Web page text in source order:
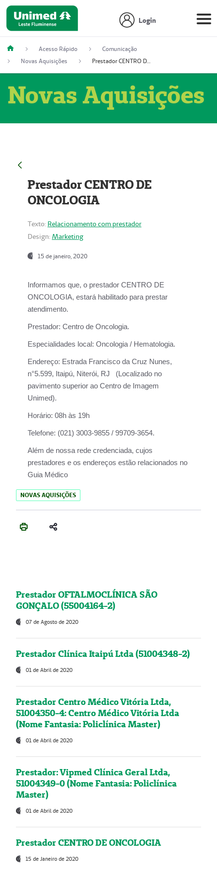
Login
Acesso Rápido
Comunicação
Novas Aquisições
Prestador CENTRO DE ONCOLOGIA
Novas Aquisições
Prestador CENTRO DE
ONCOLOGIA
Texto: Relacionamento com prestador
Design: Marketing
15 de janeiro, 2020
Informamos que, o prestador CENTRO DE
ONCOLOGIA, estará habilitado para prestar
atendimento.
Prestador: Centro de Oncologia.
Especialidades local: Oncologia / Hematologia.
Endereço: Estrada Francisco da Cruz Nunes,
n°5.599, Itaipú, Niterói, RJ (Localizado no
pavimento superior ao Centro de Imagem
Unimed).
Horário: 08h às 19h
Telefone: (021) 3003-9855 / 99709-3654.
Além de nossa rede credenciada, cujos
prestadores e os endereços estão relacionados no
Guia Médico
NOVAS AQUISIÇÕES
Prestador OFTALMOCLÍNICA SÃO
GONÇALO (55004164-2)
07 de Agosto de 2020
Prestador Clínica Itaipú Ltda (51004348-2)
01 de Abril de 2020
Prestador Centro Médico Vitória Ltda,
51004350-4: Centro Médico Vitória Ltda
(Nome Fantasia: Policlínica Master)
01 de Abril de 2020
Prestador: Vipmed Clínica Geral Ltda,
51004349-0 (Nome Fantasia: Policlínica
Master)
01 de Abril de 2020
Prestador CENTRO DE ONCOLOGIA
15 de Janeiro de 2020